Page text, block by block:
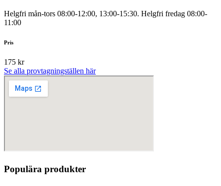
Helgfri mån-tors 08:00-12:00, 13:00-15:30. Helgfri fredag 08:00-
11:00
Pris
175 kr
Se alla provtagningställen här
Populära produkter